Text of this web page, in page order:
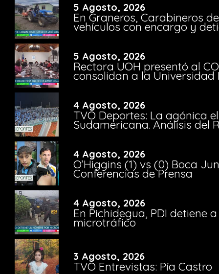
5 Agosto, 2026
En Graneros, Carabineros
vehículos con encargo y
5 Agosto, 2026
Rectora UOH presentó al
consolidan a la Universidad
4 Agosto, 2026
TVO Deportes: La agónica
Sudamericana. Análisis del
4 Agosto, 2026
O’Higgins (1) vs (0) Boca
Conferencias de Prensa
4 Agosto, 2026
En Pichidegua, PDI detiene
microtráfico
3 Agosto, 2026
TVO Entrevistas: Pía Castro